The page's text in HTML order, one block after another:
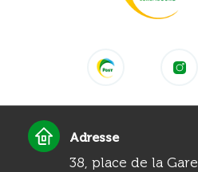
Adresse
38, place de la Gare